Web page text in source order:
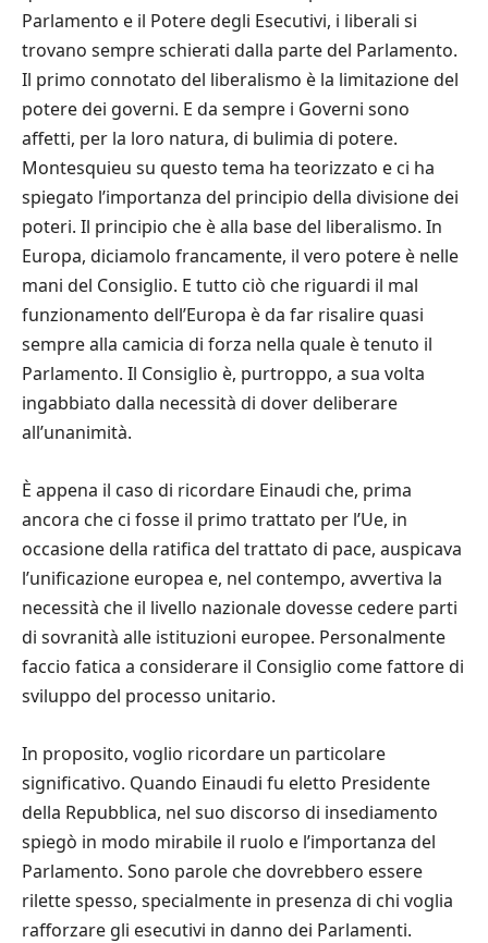
Parlamento e il Potere degli Esecutivi, i liberali si
trovano sempre schierati dalla parte del Parlamento.
Il primo connotato del liberalismo è la limitazione del
potere dei governi. E da sempre i Governi sono
affetti, per la loro natura, di bulimia di potere.
Montesquieu su questo tema ha teorizzato e ci ha
spiegato l’importanza del principio della divisione dei
poteri. Il principio che èalla base del liberalismo. In
Europa, diciamolo francamente, il vero potere è nelle
mani del Consiglio. E tutto ciò che riguardi il mal
funzionamento dell’Europa èda far risalire quasi
sempre alla camicia di forza nella quale ètenuto il
Parlamento. Il Consiglio è, purtroppo, a sua volta
ingabbiato dalla necessità di dover deliberare
all’unanimità.
È appena il caso di ricordare Einaudi che, prima
ancora che ci fosse il primo trattato per l’Ue, in
occasione della ratifica del trattato di pace, auspicava
l’unificazione europea e, nel contempo, avvertiva la
necessità che il livello nazionale dovesse cedere parti
di sovranità alle istituzioni europee. Personalmente
faccio fatica a considerare il Consiglio come fattore di
sviluppo del processo unitario.
In proposito, voglio ricordare un particolare
significativo. Quando Einaudi fu eletto Presidente
della Repubblica, nel suo discorso di insediamento
spiegò in modo mirabile il ruolo e l’importanza del
Parlamento. Sono parole che dovrebbero essere
rilette spesso, specialmente in presenza di chi voglia
rafforzare gli esecutivi in danno dei Parlamenti.